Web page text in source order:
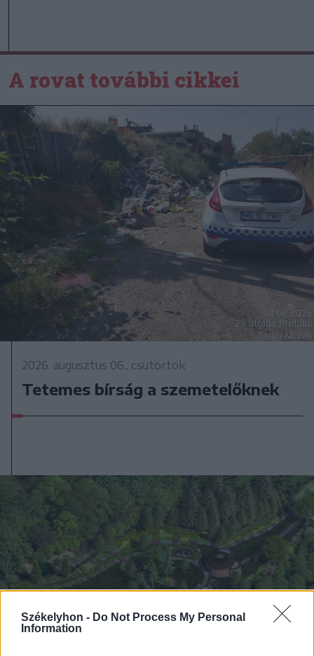
Székelyhon - Do Not Process My Personal
Information
A rovat további cikkei
2026. augusztus 06., csütörtök
Tetemes bírság a szemetelőknek